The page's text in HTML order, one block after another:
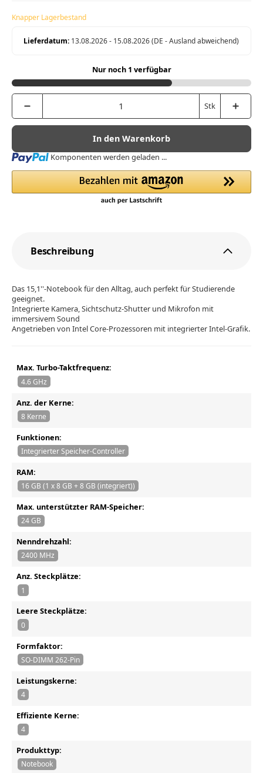
Knapper Lagerbestand
Lieferdatum: 13.08.2026 - 15.08.2026(DE - Ausland abweichend)
Nur noch 1 verfügbar
Stk
In den Warenkorb
Loading... Komponenten werden geladen ...
Beschreibung
Das 15,1''-Notebook für den Alltag, auch perfekt für Studierende
geeignet.
Integrierte Kamera, Sichtschutz-Shutter und Mikrofon mit
immersivem Sound
Angetrieben von Intel Core-Prozessoren mit integrierter Intel-Grafik.
Max. Turbo-Taktfrequenz:
4.6 GHz
Anz. der Kerne:
8 Kerne
Funktionen:
Integrierter Speicher-Controller
RAM:
16 GB (1 x 8 GB + 8 GB (integriert))
Max. unterstützter RAM-Speicher:
24 GB
Nenndrehzahl:
2400 MHz
Anz. Steckplätze:
1
Leere Steckplätze:
0
Formfaktor:
SO-DIMM 262-Pin
Leistungskerne:
4
Effiziente Kerne:
4
Produkttyp:
Notebook